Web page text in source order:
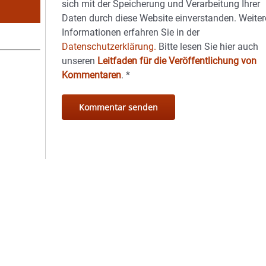
sich mit der Speicherung und Verarbeitung Ihrer
Daten durch diese Website einverstanden.
Informationen erfahren Sie in der
Datenschutzerklärung. Bitte lesen Sie hier auch
unseren Leitfaden für die Veröffentlichung von
Kommentaren.*